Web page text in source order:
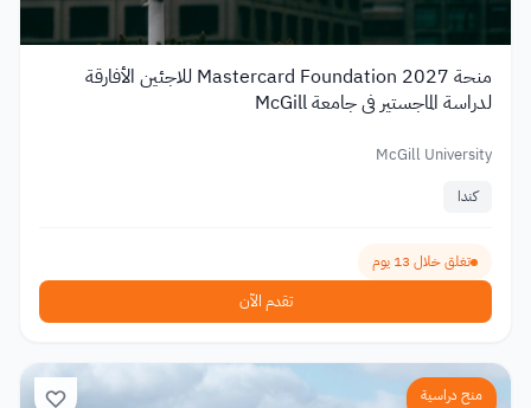
منحة Mastercard Foundation 2027 للاجئين الأفارقة
لدراسة الماجستير في جامعة McGill
McGill University
كندا
تغلق خلال 13 يوم
تقدم الآن
منح دراسية